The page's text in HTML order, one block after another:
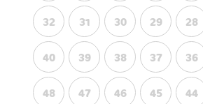
28
29
30
31
32
36
37
38
39
40
44
45
46
47
48